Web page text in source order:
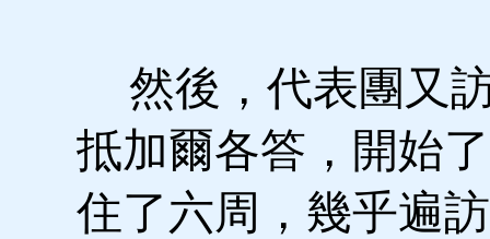
然後，代表團又
抵加爾各答，開始
住了六周，幾乎遍